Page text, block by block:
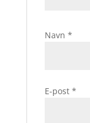
Navn *
E-post *